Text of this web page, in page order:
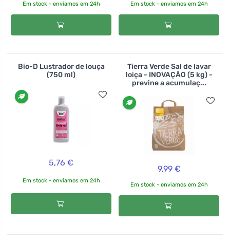
Em stock - enviamos em 24h Em stock - enviamos em 24h
Bio-D Lustrador de louça
(750 ml)
5,76 €
Em stock - enviamos em 24h
Tierra Verde Sal de lavar
loiça - INOVAÇÃO (5 kg) -
previne a acumulaç...
9,99 €
Em stock - enviamos em 24h